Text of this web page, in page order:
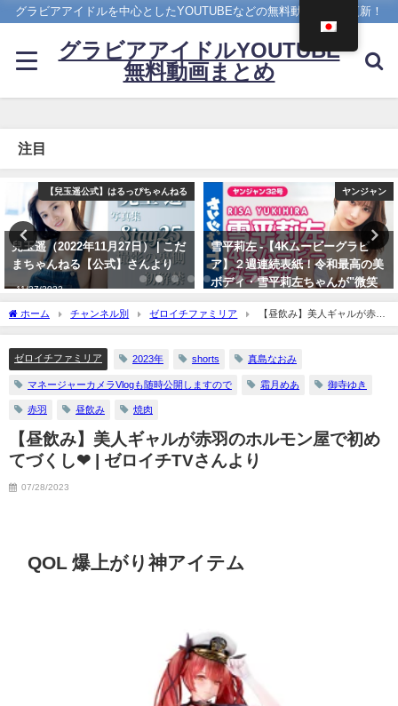
グラビアアイドルを中心としたYOUTUBEなどの無料動画を日々更新！
グラビアアイドルYOUTUBE
無料動画まとめ
注目
ヤンジャン
雪平莉左 -【4Kムービーグラビ
ア】２週連続表紙！令和最高の美
ボディ・雪平莉左ちゃんが"微笑
みの国"タイで魅せる女神の微笑
み！カラフルでビビッドな水着撮
影に最高画質で没入密着！【メイ
キング】（2023年07月06日） | ヤ
ンジャンTV【集英社ヤングジャ
ンプ公式】さんより
07/06/2023
メイキング
菊地姫奈 - 【2023/12/18発売！週
プレNo.1・2付録DVDチラ見せ
♪】『グラジャパ！』ならDVDが
視聴できる♪ #菊地姫奈 Hina
Kikuchi（2023年12月15日） | 週
プレChannel【集英社 週刊プレイ
ボーイ公式】さんより
ホーム チャンネル別 ゼロイチファミリア
【昼飲み】美人ギャルが赤羽
のホルモン屋で初めてづくし❤ | ゼロイチTVさんより
ゼロイチファミリア 2023年 shorts 真島なおみ
マネージャーカメラVlogも随時公開しますので 霜月めあ 御寺ゆき
赤羽 昼飲み 焼肉
【昼飲み】美人ギャルが赤羽のホルモン屋で初め
てづくし❤ | ゼロイチTVさんより
07/28/2023
QOL 爆上がり神アイテム